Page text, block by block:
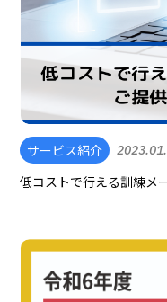
サービス紹介
低コストで行える訓練メ